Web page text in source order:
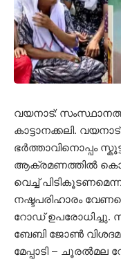
വയനാട്:
കാട്ടാനക്കലി.
ഭർത്താവിനൊപ്പം
ആക്രമണത്തിൽ
വെച്ച്
നഷ്ടപരിഹാരം
റോഡ് ഉപരോധിച്ചു.
ബേബി ജോൺ
മേപ്പാടി –